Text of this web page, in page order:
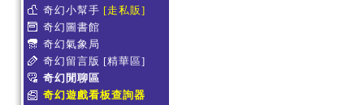
奇幻小幫手 [走私販]
奇幻圖書館
奇幻氣象局
奇幻留言版 [精華區]
奇幻閒聊區
奇幻遊戲看板查詢器